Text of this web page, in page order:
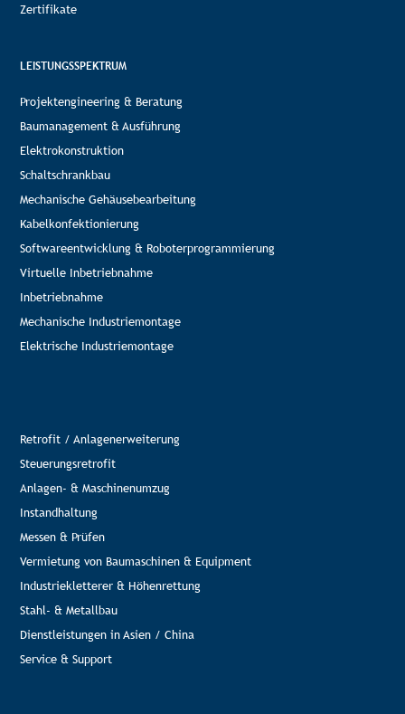
Zertifikate
LEISTUNGSSPEKTRUM
Projektengineering & Beratung
Baumanagement & Ausführung
Elektrokonstruktion
Schaltschrankbau
Mechanische Gehäusebearbeitung
Kabelkonfektionierung
Softwareentwicklung & Roboterprogrammierung
Virtuelle Inbetriebnahme
Inbetriebnahme
Mechanische Industriemontage
Elektrische Industriemontage
Retrofit / Anlagenerweiterung
Steuerungsretrofit
Anlagen- & Maschinenumzug
Instandhaltung
Messen & Prüfen
Vermietung von Baumaschinen & Equipment
Industriekletterer & Höhenrettung
Stahl- & Metallbau
Dienstleistungen in Asien / China
Service & Support